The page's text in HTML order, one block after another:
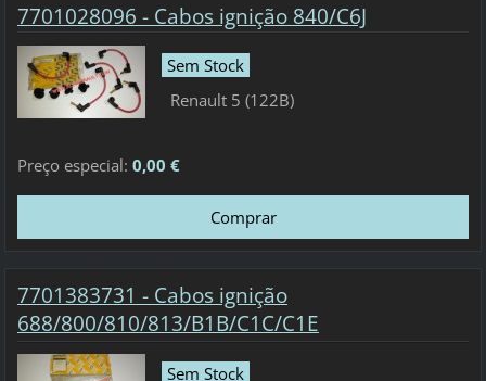
7701028096 - Cabos ignição 840/C6J
Sem Stock
Renault 5 (122B)
Preço especial: 0,00 €
7701383731 - Cabos ignição
688/800/810/813/B1B/C1C/C1E
Sem Stock